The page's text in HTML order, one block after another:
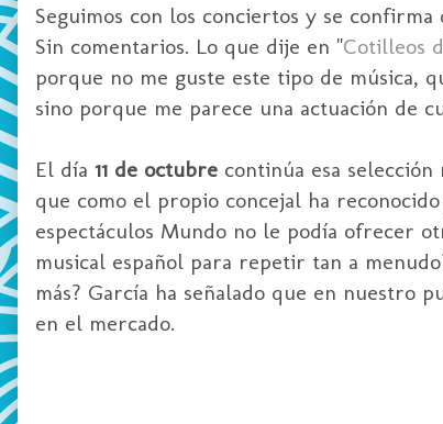
Seguimos con los conciertos y se
Sin comentarios. Lo que dije en "Cotilleos
porque no me guste este tipo de música,
sino porque me parece una actuación de
El día 11 de octubre continúa esa
que como el propio concejal ha
espectáculos Mundo no le podía ofrecer
musical español para repetir tan a
más? García ha señalado que en nuestro
en el mercado.